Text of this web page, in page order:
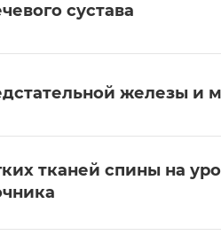
сустава
железы и
тканей спины на